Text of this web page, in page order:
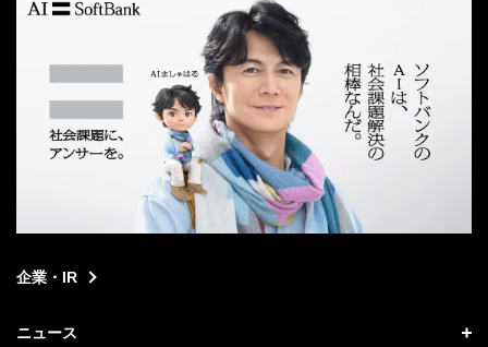
企業・IR
ニュース